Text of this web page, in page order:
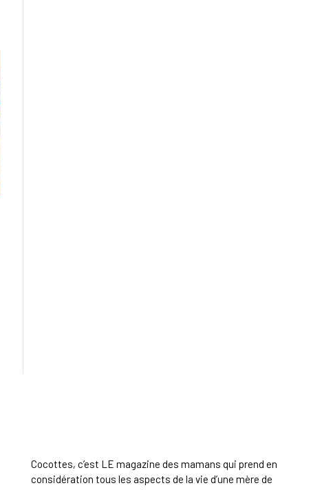
Cocottes, c’est LE magazine des mamans qui prend en
considération tous les aspects de la vie d’une mère de